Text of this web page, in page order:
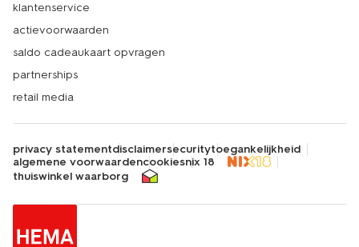
klantenservice
actievoorwaarden
saldo cadeaukaart opvragen
partnerships
retail media
privacy statementdisclaimersecuritytoegankelijkheid
algemene voorwaardencookiesnix 18
thuiswinkel waarborg